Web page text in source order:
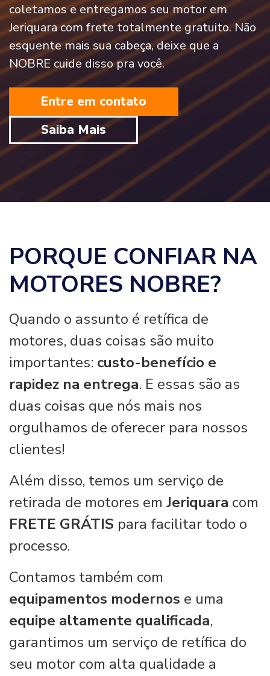
coletamos e entregamos seu motor em
Jeriquara com frete totalmente gratuito. Não
esquente mais sua cabeça, deixe que a
NOBRE cuide disso pra você.
Entre em contato
Saiba Mais
PORQUE CONFIAR NA
MOTORES NOBRE?
Quando o assunto é retífica de
motores, duas coisas são muito
importantes: custo-benefício e
rapidez na entrega. E essas são as
duas coisas que nós mais nos
orgulhamos de oferecer para nossos
clientes!
Além disso, temos um serviço de
retirada de motores em Jeriquara com
FRETE GRÁTIS para facilitar todo o
processo.
Contamos também com
equipamentos modernos e uma
equipe altamente qualificada,
garantimos um serviço de retífica do
seu motor com alta qualidade a